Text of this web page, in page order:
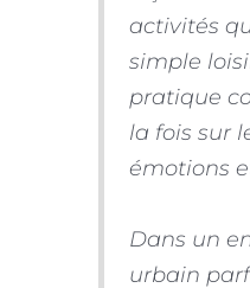
activités
simple
pratique
la fois sur
émotions
Dans un
urbain